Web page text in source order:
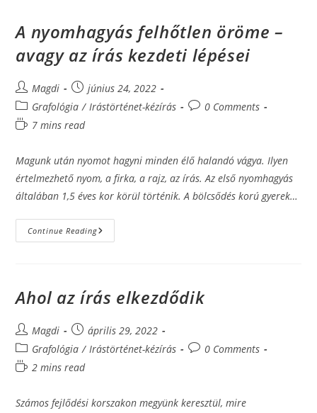
A nyomhagyás felhőtlen öröme­­ –
avagy az írás kezdeti lépései
Post
author:
Magdi
Post
published:
június 24, 2022
Post
category:
Grafológia / Irástörténet-kézírás
Post0 Comments
Reading7 mins read
Magunk után nyomot hagyni minden élő halandó vágya. Ilyen
értelmezhető nyom, a firka, a rajz, az írás. Az első nyomhagyás
általában 1,5 éves kor körül történik. A bölcsődés korú gyerek…
Continue ReadingA
Nyomhagyás
Az
Írás
Ahol az írás elkezdődik
Post
author:
Magdi
Post
published:
április 29, 2022
Post
category:
Grafológia / Irástörténet-kézírás
Post0 Comments
Reading2 mins read
Számos fejlődési korszakon megyünk keresztül, mire